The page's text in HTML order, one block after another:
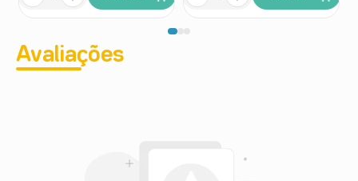
Avaliações